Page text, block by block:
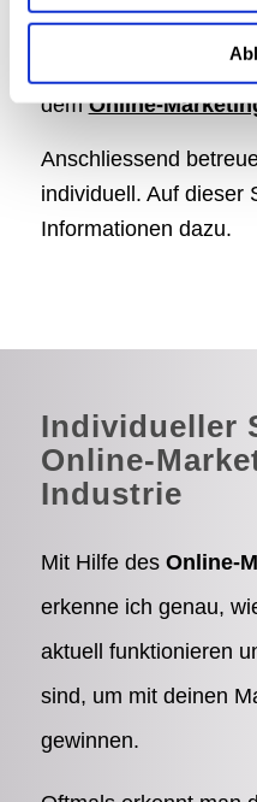
demOnline-
Anschliessend
individuell. Auf dieser
Informationen dazu.
Individueller
Online-
Industrie
Mit Hilfe des Online-
erkenne ich genau,
aktuell funktionieren
sind, um mit deinen
gewinnen.